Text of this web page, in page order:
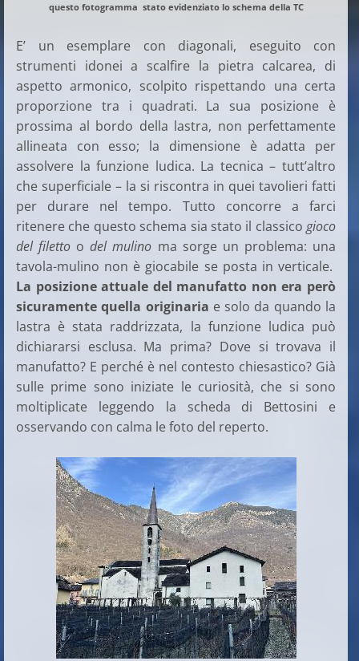
questo fotogramma stato evidenziato lo schema della TC
E’ un esemplare con diagonali, eseguito con
strumenti idonei a scalfire la pietra calcarea, di
aspetto armonico, scolpito rispettando una certa
proporzione tra i quadrati. La sua posizione è
prossima al bordo della lastra, non perfettamente
allineata con esso; la dimensione è adatta per
assolvere la funzione ludica. La tecnica – tutt’altro
che superficiale – la si riscontra in quei tavolieri fatti
per durare nel tempo. Tutto concorre a farci
ritenere che questo schema sia stato il classicogioco
del filetto o del mulino ma sorge un problema: una
tavola-mulino non è giocabile se posta in verticale.
La posizione attuale del manufatto non era però
sicuramente quella originaria e solo da quando la
lastra è stata raddrizzata, la funzione ludica può
dichiararsi esclusa. Ma prima? Dove si trovava il
manufatto? E perché è nel contesto chiesastico? Già
sulle prime sono iniziate le curiosità, che si sono
moltiplicate leggendo la scheda di Bettosini e
osservando con calma le foto del reperto.